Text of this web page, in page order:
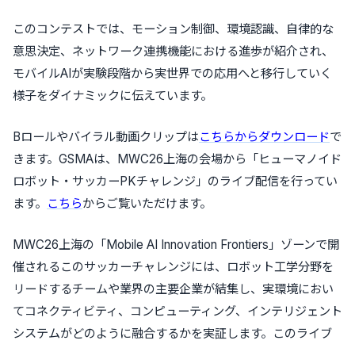
このコンテストでは、モーション制御、環境認識、自律的な
意思決定、ネットワーク連携機能における進歩が紹介され、
モバイルAIが実験段階から実世界での応用へと移行していく
様子をダイナミックに伝えています。
Bロールやバイラル動画クリップはこちらからダウンロードで
きます。GSMAは、MWC26上海の会場から「ヒューマノイド
ロボット・サッカーPKチャレンジ」のライブ配信を行ってい
ます。 こちらからご覧いただけます。
MWC26上海の「Mobile AI Innovation Frontiers」ゾーンで開
催されるこのサッカーチャレンジには、ロボット工学分野を
リードするチームや業界の主要企業が結集し、実環境におい
てコネクティビティ、コンピューティング、インテリジェント
システムがどのように融合するかを実証します。このライブ